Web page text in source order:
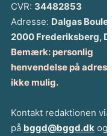
CVR: 34482853
Adresse: Dalgas
2000 Frederiksberg,
Bemærk: personlig
henvendelse på
ikke mulig.
Kontakt redaktionen
på bggd@bggd.dk og